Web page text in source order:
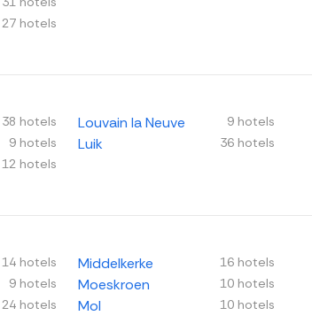
27 hotels
38 hotels
9 hotels
12 hotels
Louvain la Neuve 9 hotels
Luik 36 hotels
14 hotels
9 hotels
24 hotels
Middelkerke 16 hotels
Moeskroen 10 hotels
Mol 10 hotels